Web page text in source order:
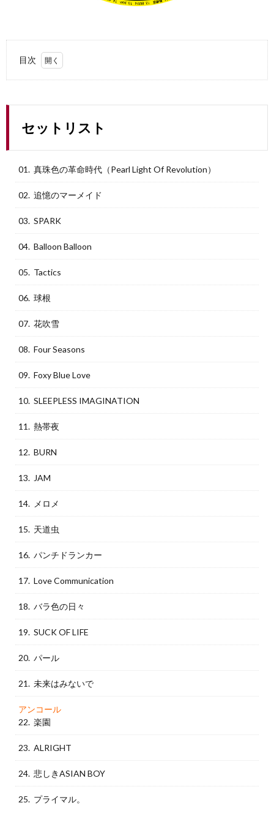
目次
1.
トリ
2.
3.
いも
のリ
公開
しま
した
セットリスト
01. 真珠色の革命時代（Pearl Light Of Revolution）
02. 追憶のマーメイド
03. SPARK
04. Balloon Balloon
05. Tactics
06. 球根
07. 花吹雪
08. Four Seasons
09. Foxy Blue Love
10. SLEEPLESS IMAGINATION
11. 熱帯夜
12. BURN
13. JAM
14. メロメ
15. 天道虫
16. パンチドランカー
17. Love Communication
18. バラ色の日々
19. SUCK OF LIFE
20. パール
21. 未来はみないで
アンコール
22. 楽園
23. ALRIGHT
24. 悲しきASIAN BOY
25. プライマル。